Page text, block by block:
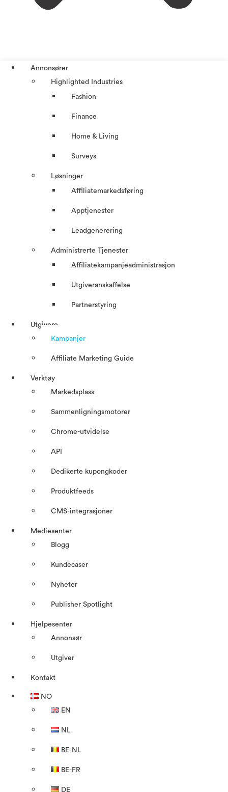
Annonsører
Highlighted Industries
Fashion
Finance
Home & Living
Surveys
Løsninger
Affiliatemarkedsføring
Apptjenester
Leadgenerering
Administrerte Tjenester
Affiliatekampanjeadministrasjon
Utgiveranskaffelse
Partnerstyring
Utgivere
Kampanjer
Affiliate Marketing Guide
Verktøy
Markedsplass
Sammenligningsmotorer
Chrome-utvidelse
API
Dedikerte kupongkoder
Produktfeeds
CMS-integrasjoner
Mediesenter
Blogg
Kundecaser
Nyheter
Publisher Spotlight
Hjelpesenter
Annonsør
Utgiver
Kontakt
NO
EN
NL
BE-NL
BE-FR
DE